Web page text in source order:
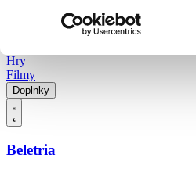
Hry
Filmy
Doplnky
Beletria